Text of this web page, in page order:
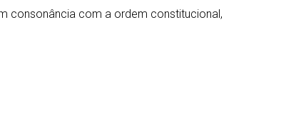
consonância com a ordem constitucional,